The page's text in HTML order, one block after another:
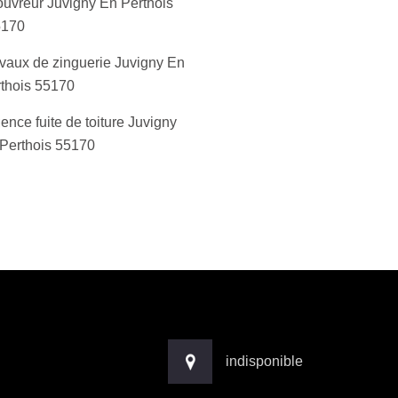
Juvigny En Perthois
de zinguerie Juvigny En
55170
fuite de toiture Juvigny
55170
indisponible